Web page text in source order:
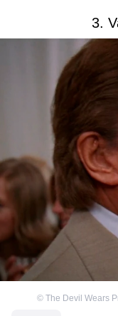
3.
© The Devil Wears